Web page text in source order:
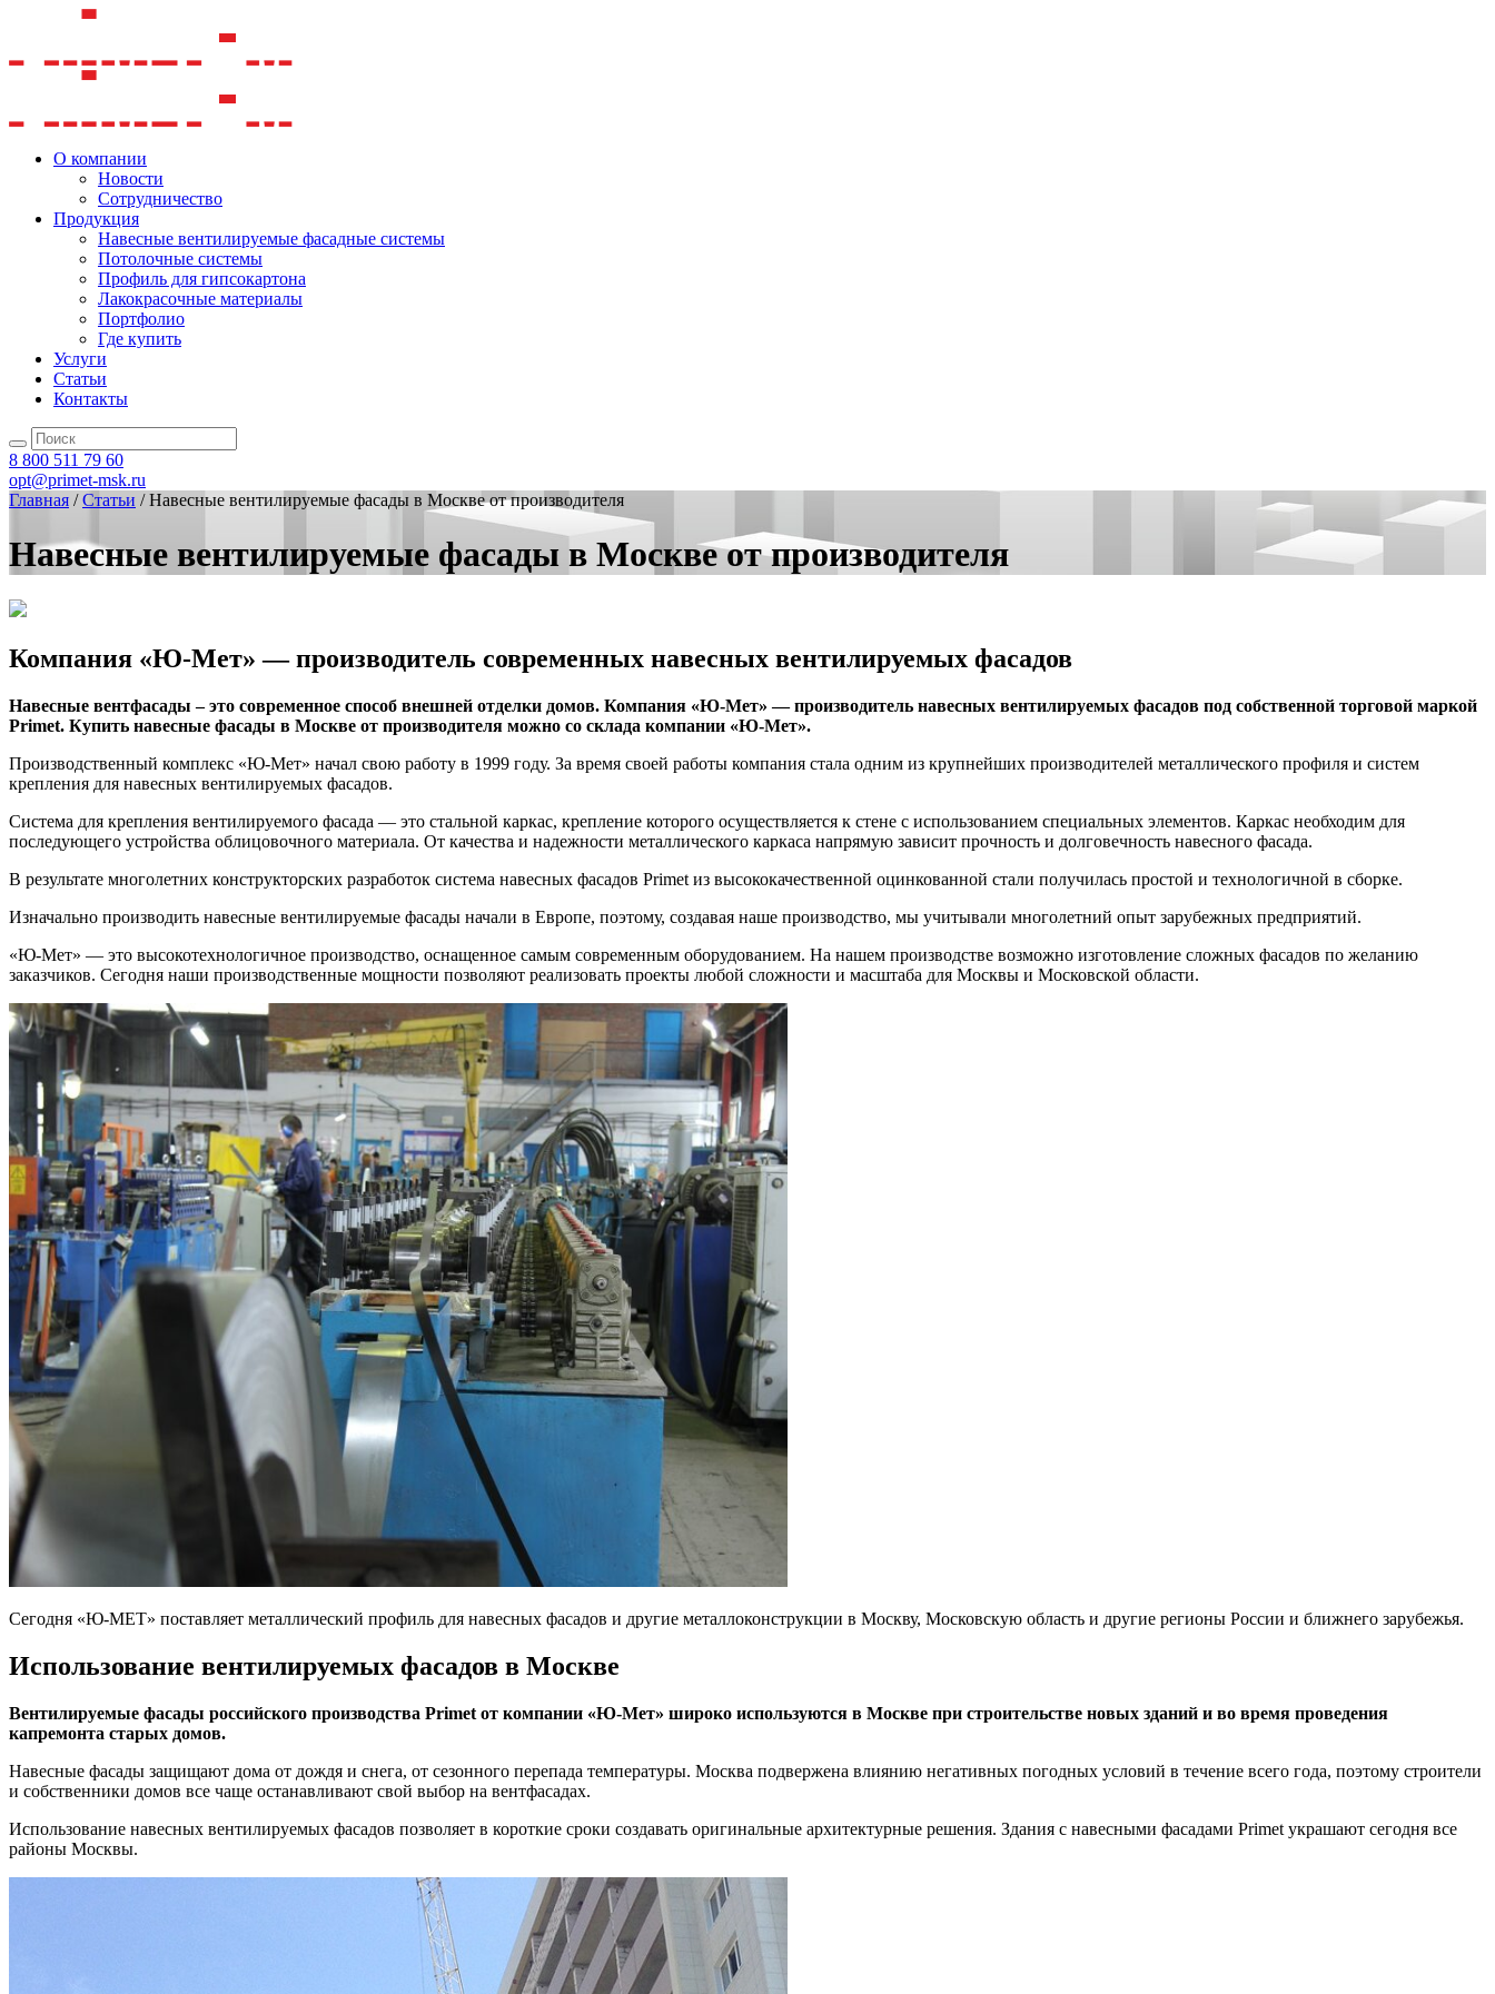
О компании
Новости
Сотрудничество
Продукция
Навесные вентилируемые фасадные системы
Потолочные системы
Профиль для гипсокартона
Лакокрасочные материалы
Портфолио
Где купить
Услуги
Статьи
Контакты
8 800 511 79 60
opt@primet-msk.ru
Главная /Статьи /Навесные вентилируемые фасады в Москве от производителя
Навесные вентилируемые фасады в Москве от производителя
Компания «Ю-Мет» — производитель современных навесных вентилируемых фасадов
Навесные вентфасады – это современное способ внешней отделки домов. Компания «Ю-Мет» — производитель навесных вентилируемых фасадов под собственной торговой маркой
Primet. Купить навесные фасады в Москве от производителя можно со склада компании «Ю-Мет».
Производственный комплекс «Ю-Мет» начал свою работу в 1999 году. За время своей работы компания стала одним из крупнейших производителей металлического профиля и систем
крепления для навесных вентилируемых фасадов.
Система для крепления вентилируемого фасада — это стальной каркас, крепление которого осуществляется к стене с использованием специальных элементов. Каркас необходим для
последующего устройства облицовочного материала. От качества и надежности металлического каркаса напрямую зависит прочность и долговечность навесного фасада.
В результате многолетних конструкторских разработок система навесных фасадов Primet из высококачественной оцинкованной стали получилась простой и технологичной в сборке.
Изначально производить навесные вентилируемые фасады начали в Европе, поэтому, создавая наше производство, мы учитывали многолетний опыт зарубежных предприятий.
«Ю-Мет» — это высокотехнологичное производство, оснащенное самым современным оборудованием. На нашем производстве возможно изготовление сложных фасадов по желанию
заказчиков. Сегодня наши производственные мощности позволяют реализовать проекты любой сложности и масштаба для Москвы и Московской области.
Сегодня «Ю-МЕТ» поставляет металлический профиль для навесных фасадов и другие металлоконструкции в Москву, Московскую область и другие регионы России и ближнего зарубежья.
Использование вентилируемых фасадов в Москве
Вентилируемые фасады российского производства Primet от компании «Ю-Мет» широко используются в Москве при строительстве новых зданий и во время проведения
капремонта старых домов.
Навесные фасады защищают дома от дождя и снега, от сезонного перепада температуры. Москва подвержена влиянию негативных погодных условий в течение всего года, поэтому строители
и собственники домов все чаще останавливают свой выбор на вентфасадах.
Использование навесных вентилируемых фасадов позволяет в короткие сроки создавать оригинальные архитектурные решения. Здания с навесными фасадами Primet украшают сегодня все
районы Москвы.